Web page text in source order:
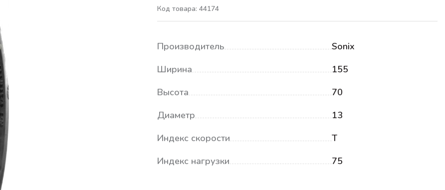
Код товара: 44174
Производитель
Sonix
Ширина
155
Высота
70
Диаметр
13
Индекс скорости
T
Индекс нагрузки
75